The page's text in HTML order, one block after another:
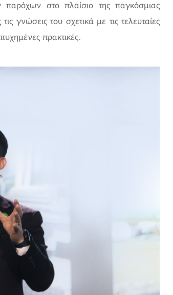
παρόχων στο πλαίσιο της παγκόσμιας
γνώσεις του σχετικά με τις τελευταίες
πρακτικές.